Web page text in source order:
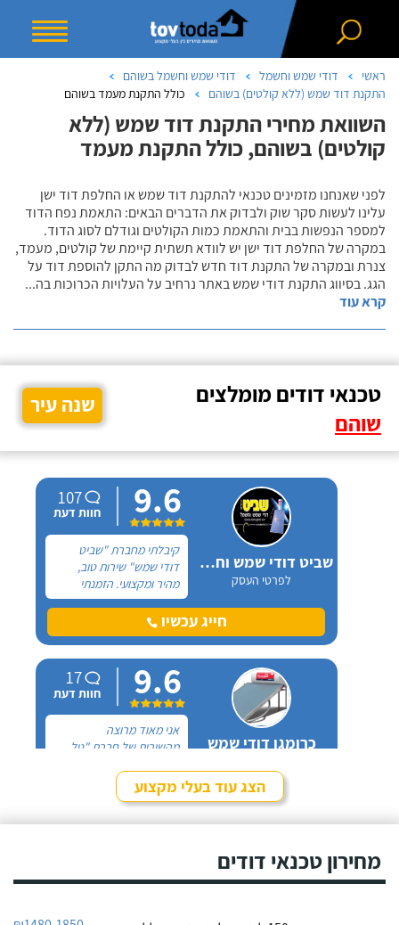
ראשי דודי שמש וחשמל
דודי שמש וחשמל בשוהם
התקנת דוד שמש (ללא קולטים) בשוהם
כולל התקנת מעמד בשוהם
השוואת מחירי התקנת דוד שמש (ללא
קולטים) בשוהם, כולל התקנת מעמד
לפני שאנחנו מזמינים טכנאי להתקנת דוד שמש או החלפת דוד ישן
עלינו לעשות סקר שוק ולבדוק את הדברים הבאים: התאמת נפח הדוד
למספר הנפשות בבית והתאמת כמות הקולטים וגודלם לסוג הדוד.
במקרה של החלפת דוד ישן יש לוודא תשתית קיימת של קולטים, מעמד,
צנרת ובמקרה של התקנת דוד חדש לבדוק מה התקן להוספת דוד על
הגג. בסיווג התקנת דודי שמש באתר נרחיב על העלויות הכרוכות בה...
קרא עוד
טכנאי דודים מומלצים
שוהם
שנה עיר
שביט דודי שמש וחשמל בע"מ
לפרטי העסק
9.6
107
חוות דעת
קיבלתי מחברת "שביט
דודי שמש" שירות טוב,
מהיר ומקצועי. הזמנתי
אותם לא מזמן, כשהתפוצץ
לי הדוד שמש של הדירה.חייג עכשיו
כרומגן דודי שמש
9.6
17
חוות דעת
אני מאוד מרוצה
מהשירות של חברת "טל
הלב! פניתי אליהם לצורך
החלפת דוד שמש ללא
התרשמתי ממנו לטובה.
חייג עכשיו
הצג עוד בעלי מקצוע
מחירון טכנאי דודים